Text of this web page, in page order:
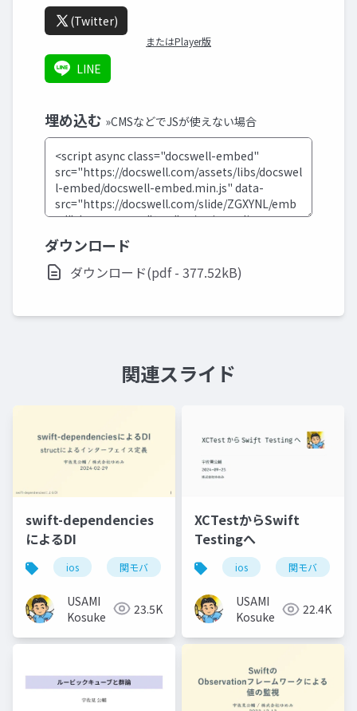
(Twitter)
またはPlayer版
LINE
埋め込む »CMSなどでJSが使えない場合
ダウンロード
ダウンロード(pdf - 377.52kB)
関連スライド
swift-dependencies
によるDI
ios 関モバ
USAMI
Kosuke
23.5K
XCTestからSwift
Testingへ
ios 関モバ
USAMI
Kosuke
22.4K